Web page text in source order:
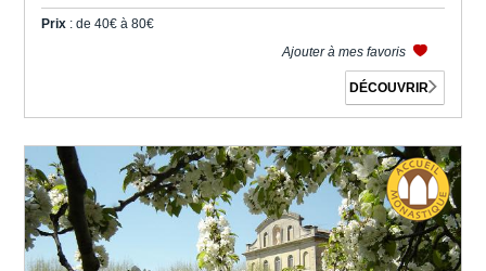
Prix : de 40€ à 80€
Ajouter à mes favoris
DÉCOUVRIR